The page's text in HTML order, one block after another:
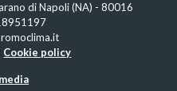
di Napoli (NA) - 80016
Cookie policy